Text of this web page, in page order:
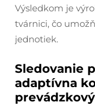
Výsledkom je
tvárnici, čo
jednotiek.
Sledovanie
adaptívna